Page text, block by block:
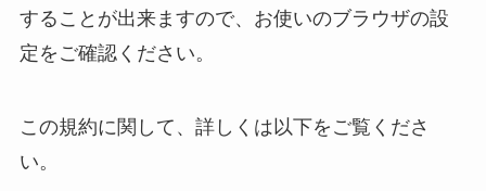
することが出来ますので、お使いのブラウザの設
定をご確認ください。
この規約に関して、詳しくは以下をご覧くださ
い。